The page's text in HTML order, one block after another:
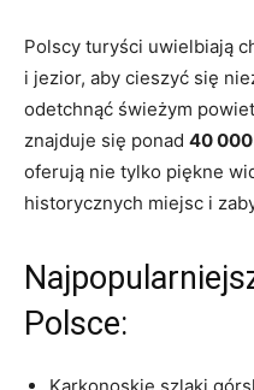
Polscy turyści uwielbiają
i ⁢jezior, aby cieszyć ⁢się‍
odetchnąć świeżym‌
znajduje się ponad 40
‌oferują nie tylko piękne
historycznych miejsc⁢ i
Polsce: